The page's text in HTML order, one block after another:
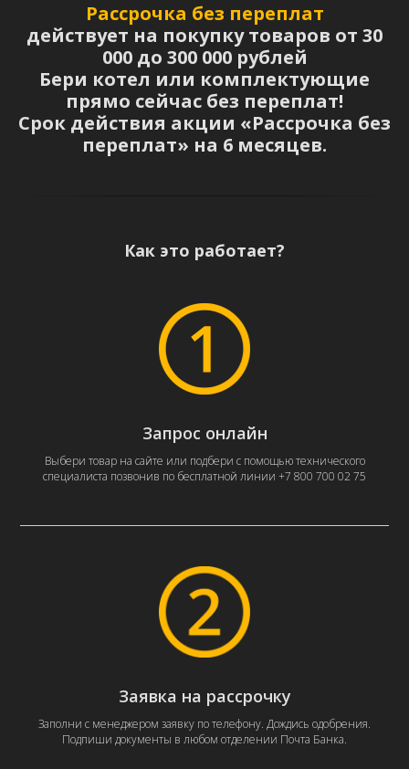
Рассрочка без переплат
действует на покупку товаров от 30
000 до 300 000 рублей
Бери котел или комплектующие
прямо сейчас без переплат!
Срок действия акции «Рассрочка без
переплат» на 6 месяцев.
Как это работает?
Запрос онлайн
Выбери товар на сайте или подбери с помощью технического
специалиста позвонив по бесплатной линии +7 800 700 02 75
Заявка на рассрочку
Заполни с менеджером заявку по телефону. Дождись одобрения.
Подпиши документы в любом отделении Почта Банка.